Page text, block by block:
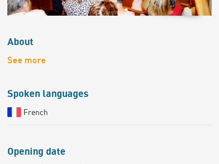
About
See more
Spoken languages
French
Opening date